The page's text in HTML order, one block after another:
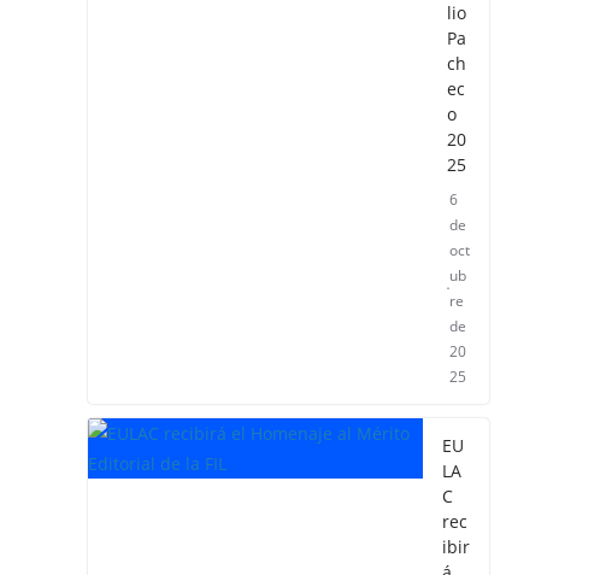
lio
Pa
ch
ec
o
20
25
6
de
oct
ub
re
de
20
25
EU
LA
C
rec
ibir